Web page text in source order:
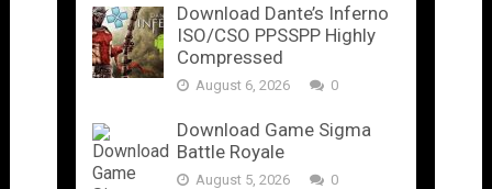
Download Dante’s Inferno
ISO/CSO PPSSPP Highly
Compressed
August 6, 2026 0
Download Game Sigma
Battle Royale
August 5, 2026 0